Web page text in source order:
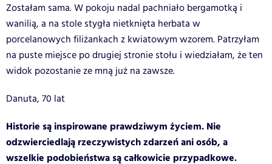
Zostałam sama. W pokoju nadal pachniało bergamotką i
wanilią, a na stole stygła nietknięta herbata w
porcelanowych filiżankach z kwiatowym wzorem. Patrzyłam
na puste miejsce po drugiej stronie stołu i wiedziałam, że ten
widok pozostanie ze mną już na zawsze.
Danuta, 70 lat
Historie są inspirowane prawdziwym życiem. Nie
odzwierciedlają rzeczywistych zdarzeń ani osób, a
wszelkie podobieństwa są całkowicie przypadkowe.